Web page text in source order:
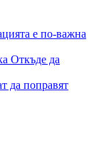
е по-важна
Откъде да
да поправят